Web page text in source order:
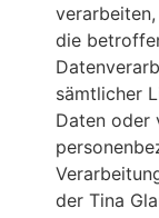
die
sämtlicher
Daten oder
der Tina